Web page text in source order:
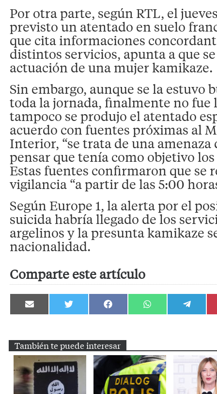
Por otra parte, según RTL, el
previsto un atentado en suelo
que cita informaciones
distintos servicios, apunta a que
actuación de una mujer kamikaze.
Sin embargo, aunque se la estuvo
toda la jornada, finalmente no fue
tampoco se produjo el atentado
acuerdo con fuentes próximas al
Interior, “se trata de una amenaza
pensar que tenía como objetivo
Estas fuentes confirmaron que se
vigilancia “a partir de las 5:00
Según Europe 1, la alerta por el
suicida habría llegado de los
argelinos y la presunta kamikaze
nacionalidad.
Comparte este artículo
Compartir
en
Compartir
en
Compartir
en
Compartir
en
Compartir
en
También te puede interesar